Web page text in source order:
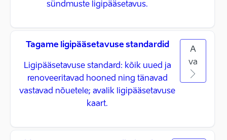
sündmuste ligipääsetavus.
Tagame ligipääsetavuse standardid
Ligipääsetavuse standard: kõik uued ja
renoveeritavad hooned ning tänavad
vastavad nõuetele; avalik ligipääsetavuse
kaart.
A
va